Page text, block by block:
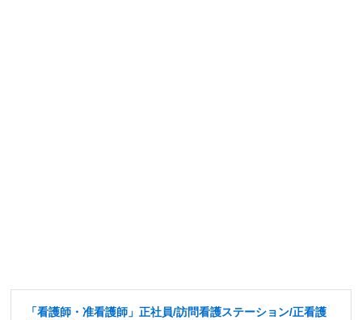
「看護師・准看護師」正社員/訪問看護ステーション/正看護